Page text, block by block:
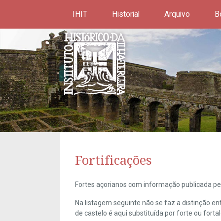
IHIT Historial Arquivo
Fortificações
Fortes açorianos com informação publicada
Na listagem seguinte não se faz a distinção
de castelo é aqui substituída por forte ou